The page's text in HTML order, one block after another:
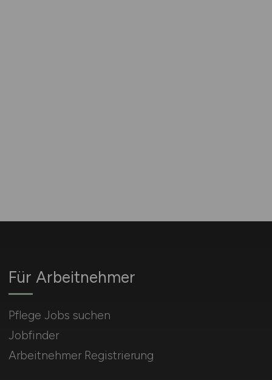
Für Arbeitnehmer
Pflege Jobs suchen
Jobfinder
Arbeitnehmer Registrierung